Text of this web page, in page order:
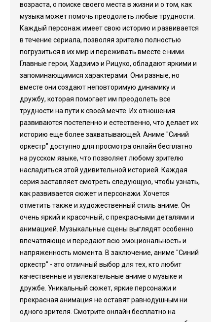
возраста, о поиске своего места в жизни и о том, как
музыка может помочь преодолеть любые трудности.
Каждый персонаж имеет свою историю и развивается
в течение сериала, позволяя зрителю полностью
погрузиться в их мир и переживать вместе с ними.
Главные герои, Хадзимэ и Рицуко, обладают яркими и
запоминающимися характерами. Они разные, но
вместе они создают неповторимую динамику и
дружбу, которая помогает им преодолеть все
трудности на пути к своей мечте. Их отношения
развиваются постепенно и естественно, что делает их
историю еще более захватывающей. Аниме "Синий
оркестр" доступно для просмотра онлайн бесплатно
на русском языке, что позволяет любому зрителю
насладиться этой удивительной историей. Каждая
серия заставляет смотреть следующую, чтобы узнать,
как развивается сюжет и персонажи. Хочется
отметить также и художественный стиль аниме. Он
очень яркий и красочный, с прекрасными деталями и
анимацией. Музыкальные сцены выглядят особенно
впечатляюще и передают всю эмоциональность и
напряженность момента. В заключение, аниме "Синий
оркестр" - это отличный выбор для тех, кто любит
качественные и увлекательные аниме о музыке и
дружбе. Уникальный сюжет, яркие персонажи и
прекрасная анимация не оставят равнодушным ни
одного зрителя. Смотрите онлайн бесплатно на